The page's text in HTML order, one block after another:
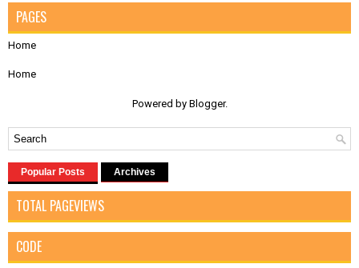
PAGES
Home
Home
Powered by Blogger.
Popular Posts Archives
TOTAL PAGEVIEWS
CODE